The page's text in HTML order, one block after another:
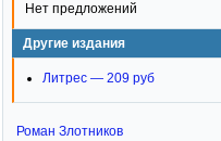
Нет предложений
Другие издания
Литрес — 209 руб
Роман Злотников